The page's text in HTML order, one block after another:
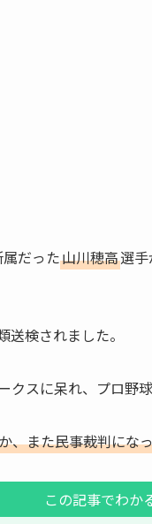
だった山川穂高選
検されました。
スに呆れ、プロ野
、また民事裁判にな
この記事でわか